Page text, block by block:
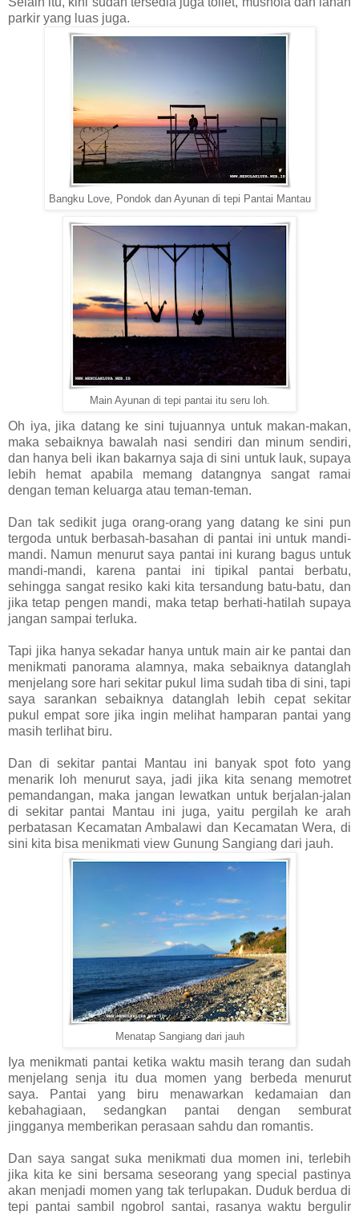
parkir yang luas juga.
Bangku Love, Pondok dan Ayunan di tepi Pantai Mantau
Main Ayunan di tepi pantai itu seru loh.
Oh iya, jika datang ke sini tujuannya untuk makan-makan,
maka sebaiknya bawalah nasi sendiri dan minum sendiri,
dan hanya beli ikan bakarnya saja di sini untuk lauk, supaya
lebih hemat apabila memang datangnya sangat ramai
dengan teman keluarga atau teman-teman.
Dan tak sedikit juga orang-orang yang datang ke sini pun
tergoda untuk berbasah-basahan di pantai ini untuk mandi-
mandi. Namun menurut saya pantai ini kurang bagus untuk
mandi-mandi, karena pantai ini tipikal pantai berbatu,
sehingga sangat resiko kaki kita tersandung batu-batu, dan
jika tetap pengen mandi, maka tetap berhati-hatilah supaya
jangan sampai terluka.
Tapi jika hanya sekadar hanya untuk main air ke pantai dan
menikmati panorama alamnya, maka sebaiknya datanglah
menjelang sore hari sekitar pukul lima sudah tiba di sini, tapi
saya sarankan sebaiknya datanglah lebih cepat sekitar
pukul empat sore jika ingin melihat hamparan pantai yang
masih terlihat biru.
Dan di sekitar pantai Mantau ini banyak spot foto yang
menarik loh menurut saya, jadi jika kita senang memotret
pemandangan, maka jangan lewatkan untuk berjalan-jalan
di sekitar pantai Mantau ini juga, yaitu pergilah ke arah
perbatasan Kecamatan Ambalawi dan Kecamatan Wera, di
sini kita bisa menikmati view Gunung Sangiang dari jauh.
Menatap Sangiang dari jauh
Iya menikmati pantai ketika waktu masih terang dan sudah
menjelang senja itu dua momen yang berbeda menurut
saya. Pantai yang biru menawarkan kedamaian dan
kebahagiaan, sedangkan pantai dengan semburat
jingganya memberikan perasaan sahdu dan romantis.
Dan saya sangat suka menikmati dua momen ini, terlebih
jika kita ke sini bersama seseorang yang special pastinya
akan menjadi momen yang tak terlupakan. Duduk berdua di
tepi pantai sambil ngobrol santai, rasanya waktu bergulir